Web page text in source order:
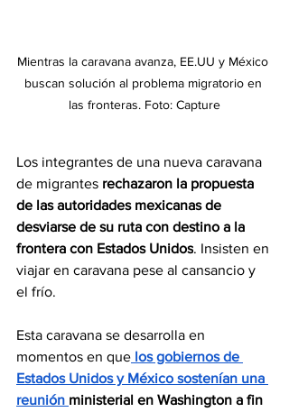
Mientras la caravana avanza, EE.UU y México
buscan solución al problema migratorio en
las fronteras. Foto: Capture
Los integrantes de una nueva caravana
de migrantes rechazaron la propuesta
de las autoridades mexicanas de
desviarse de su ruta con destino a la
frontera con Estados Unidos. Insisten en
viajar en caravana pese al cansancio y
el frío.
Esta caravana se desarrolla en
momentos en que los gobiernos de
Estados Unidos y México sostenían una
reunión ministerial en Washington a fin